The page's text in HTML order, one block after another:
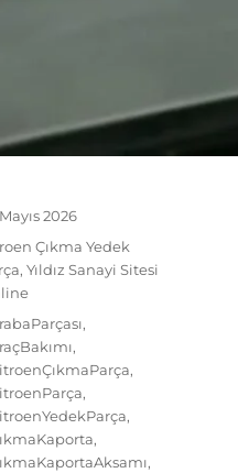
2026
Çıkma Yedek
,Yıldız Sanayi Sitesi
,
,
,
,
,
,
,